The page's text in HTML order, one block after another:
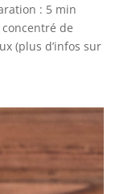
: 5 min
de
(plus d’infos sur